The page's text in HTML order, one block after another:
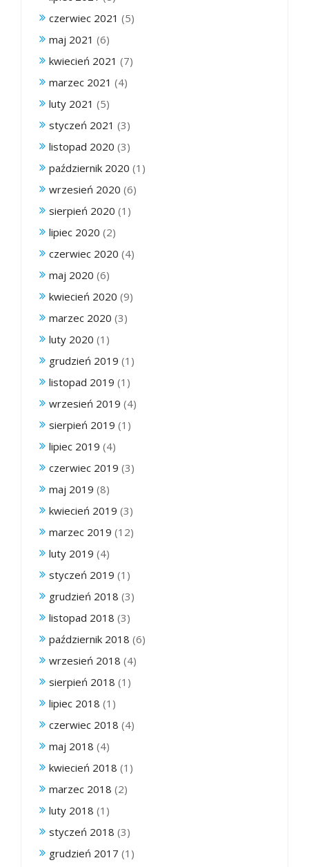
czerwiec 2021 (5)
maj 2021 (6)
kwiecień 2021 (7)
marzec 2021 (4)
luty 2021 (5)
styczeń 2021 (3)
listopad 2020 (3)
październik 2020 (1)
wrzesień 2020 (6)
sierpień 2020 (1)
lipiec 2020 (2)
czerwiec 2020 (4)
maj 2020 (6)
kwiecień 2020 (9)
marzec 2020 (3)
luty 2020 (1)
grudzień 2019 (1)
listopad 2019 (1)
wrzesień 2019 (4)
sierpień 2019 (1)
lipiec 2019 (4)
czerwiec 2019 (3)
maj 2019 (8)
kwiecień 2019 (3)
marzec 2019 (12)
luty 2019 (4)
styczeń 2019 (1)
grudzień 2018 (3)
listopad 2018 (3)
październik 2018 (6)
wrzesień 2018 (4)
sierpień 2018 (1)
lipiec 2018 (1)
czerwiec 2018 (4)
maj 2018 (4)
kwiecień 2018 (1)
marzec 2018 (2)
luty 2018 (1)
styczeń 2018 (3)
grudzień 2017 (1)